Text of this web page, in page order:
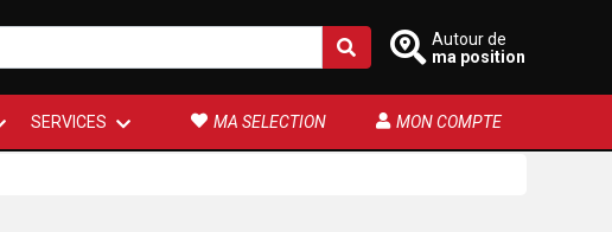
Autour de
ma position
SERVICES MA SELECTION MON COMPTE